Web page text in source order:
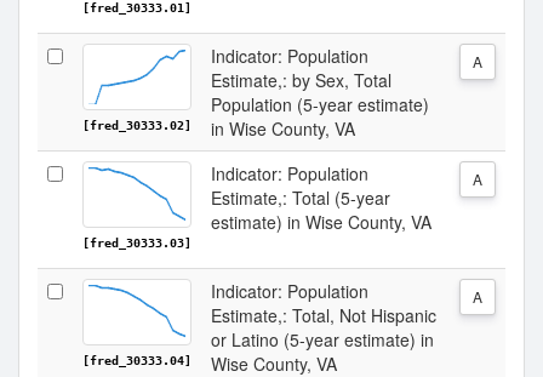
[fred_30333.01]
[fred_30333.02]
Indicator: Population
Estimate,: by Sex, Total
Population (5-year estimate)
in Wise County, VA
A
[fred_30333.03]
Indicator: Population
Estimate,: Total (5-year
estimate) in Wise County, VA
A
[fred_30333.04]
Indicator: Population
Estimate,: Total, Not Hispanic
or Latino (5-year estimate) in
Wise County, VA
A